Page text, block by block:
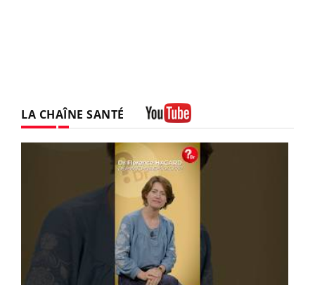
LA CHAÎNE SANTÉ